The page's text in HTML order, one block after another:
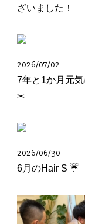
ざいました！
2026/07/02
7年と1か月元
✂︎
2026/06/30
6月のHair S ☔️